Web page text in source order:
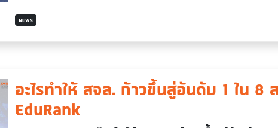
NEWS
อะไรทำให้ สจล. ก้าวขึ้นสู่อันดับ 1 ใน 8
EduRank